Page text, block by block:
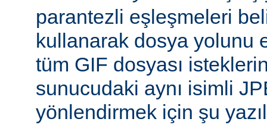
parantezli eşleşmeleri
kullanarak dosya yolunu
tüm GIF dosyası
sunucudaki aynı isimli
yönlendirmek için şu